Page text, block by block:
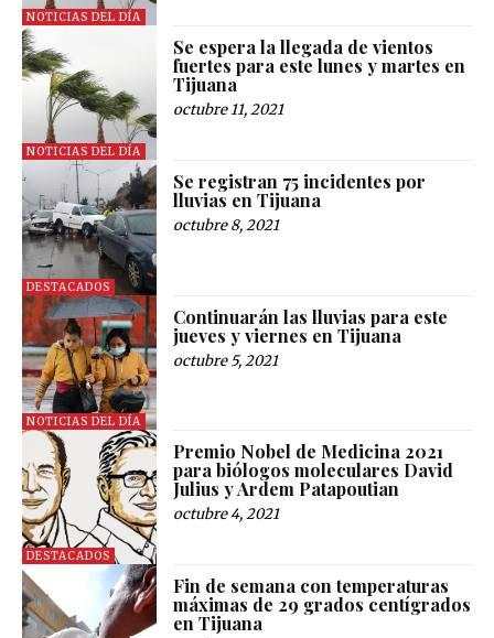
NOTICIAS DEL DÍA
NOTICIAS DEL DÍA
Se espera la llegada de vientos
fuertes para este lunes y martes en
Tijuana
octubre 11, 2021
DESTACADOS
Se registran 75 incidentes por
lluvias en Tijuana
octubre 8, 2021
NOTICIAS DEL DÍA
Continuarán las lluvias para este
jueves y viernes en Tijuana
octubre 5, 2021
DESTACADOS
Premio Nobel de Medicina 2021
para biólogos moleculares David
Julius y Ardem Patapoutian
octubre 4, 2021
Fin de semana con temperaturas
máximas de 29 grados centígrados
en Tijuana